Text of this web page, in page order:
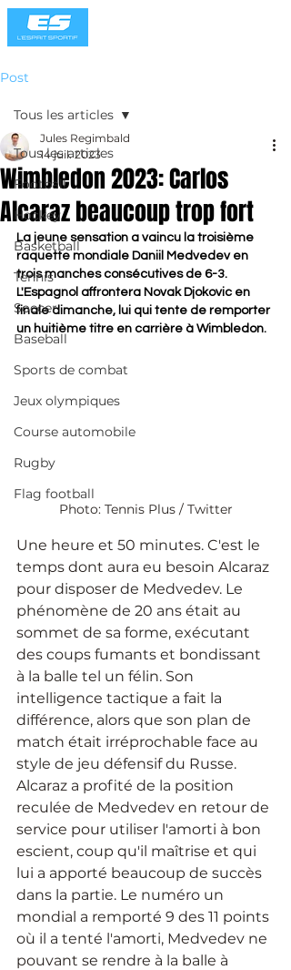
Post
Tous les articles
Football
Hockey
Basketball
Tennis
Soccer
Baseball
Sports de combat
Jeux olympiques
Course automobile
Rugby
Flag football
Tous les articles
Wimbledon 2023: Carlos
Alcaraz beaucoup trop fort
Jules Regimbald
14 juil. 2023
La jeune sensation a vaincu la troisième
raquette mondiale Daniil Medvedev en
trois manches consécutives de 6-3.
L'Espagnol affrontera Novak Djokovic en
finale dimanche, lui qui tente de remporter
un huitième titre en carrière à Wimbledon.
Photo: Tennis Plus / Twitter
Une heure et 50 minutes. C'est le
temps dont aura eu besoin Alcaraz
pour disposer de Medvedev. Le
phénomène de 20 ans était au
sommet de sa forme, exécutant
des coups fumants et bondissant
à la balle tel un félin. Son
intelligence tactique a fait la
différence, alors que son plan de
match était irréprochable face au
style de jeu défensif du Russe.
Alcaraz a profité de la position
reculée de Medvedev en retour de
service pour utiliser l'amorti à bon
escient, coup qu'il maîtrise et qui
lui a apporté beaucoup de succès
dans la partie. Le numéro un
mondial a remporté 9 des 11 points
où il a tenté l'amorti, Medvedev ne
pouvant se rendre à la balle à